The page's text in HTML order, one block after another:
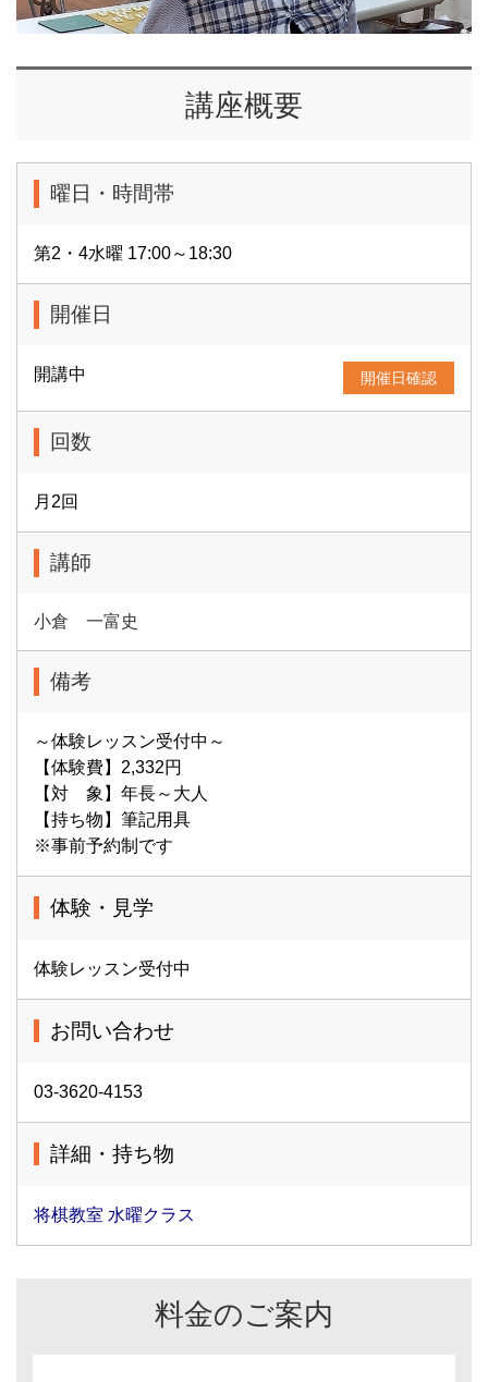
講座概要
曜日・時間帯
第2・4水曜 17:00～18:30
開催日
開講中 開催日確認
回数
月2回
講師
小倉 一富史
備考
～体験レッスン受付中～
【体験費】2,332円
【対 象】年長～大人
【持ち物】筆記用具
※事前予約制です
体験・見学
体験レッスン受付中
お問い合わせ
03-3620-4153
詳細・持ち物
将棋教室 水曜クラス
料金のご案内